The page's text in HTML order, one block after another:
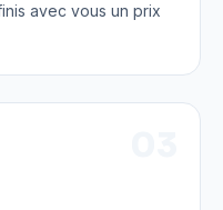
avec vous un prix